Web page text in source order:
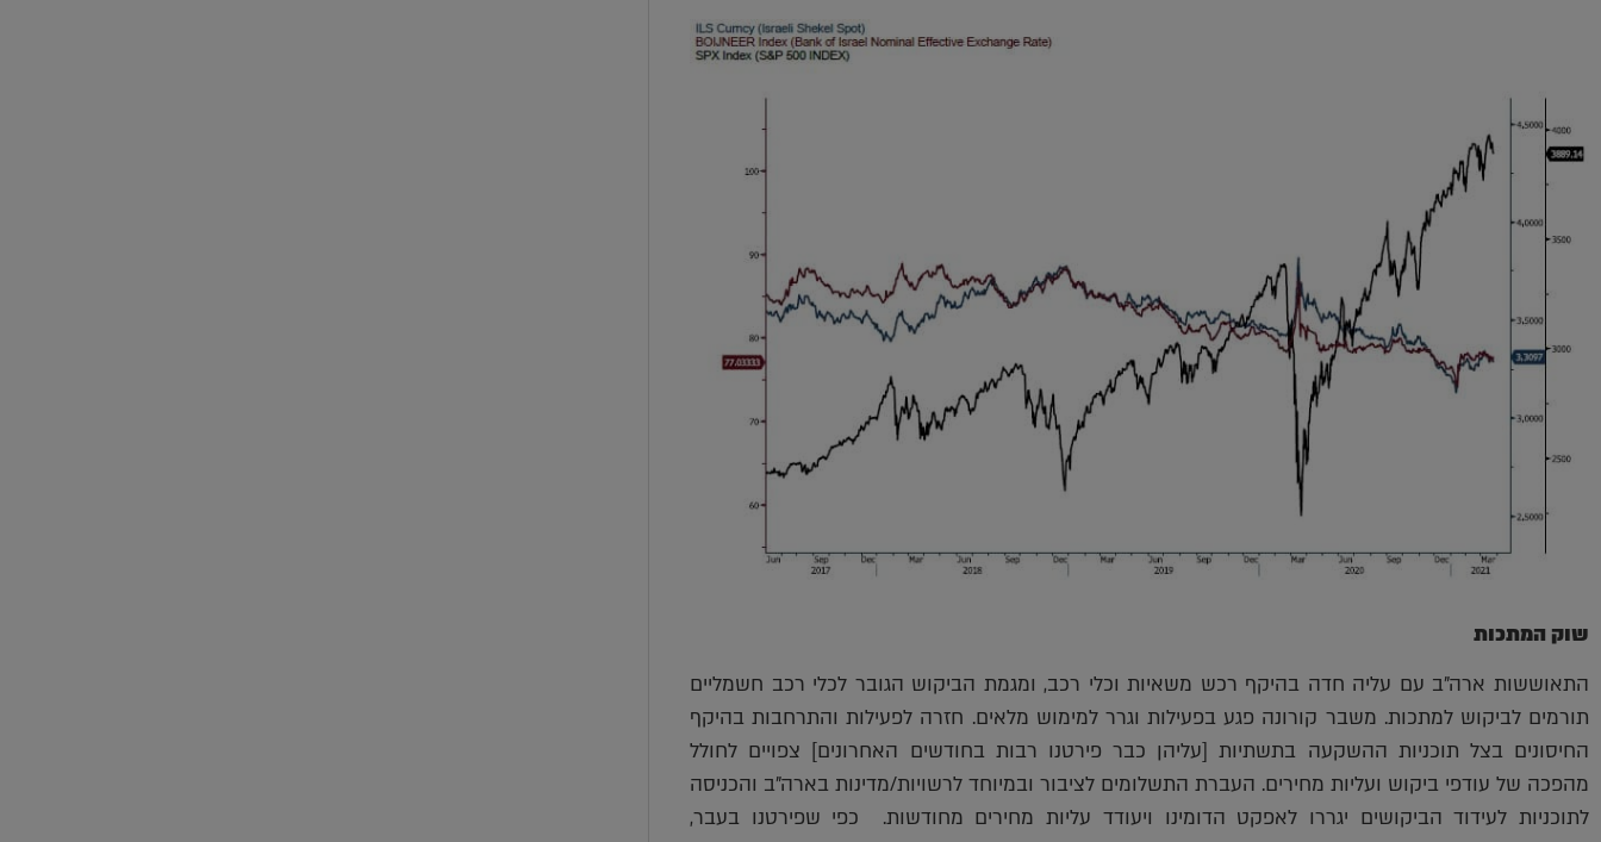
שוק המתכות
התאוששות ארה"ב עם עליה חדה בהיקף רכש משאיות וכלי רכב, ומגמת הביקוש הגובר לכלי רכב חשמליים
תורמים לביקוש למתכות. משבר קורונה פגע בפעילות וגרר למימוש מלאים. חזרה לפעילות והתרחבות בהיקף
החיסונים בצל תוכניות ההשקעה בתשתיות [עליהן כבר פירטנו רבות בחודשים האחרונים] צפויים לחולל
מהפכה של עודפי ביקוש ועליות מחירים. העברת התשלומים לציבור ובמיוחד לרשויות/מדינות בארה"ב והכניסה
לתוכניות לעידוד הביקושים יגררו לאפקט הדומינו ויעודד עליות מחירים מחודשות. כפי שפירטנו בעבר,